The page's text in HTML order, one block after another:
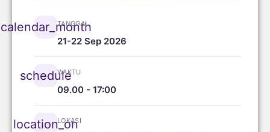
calendar_month
TANGGAL
21-22 Sep 2026
schedule
WAKTU
09.00 - 17:00
location_on
LOKASI